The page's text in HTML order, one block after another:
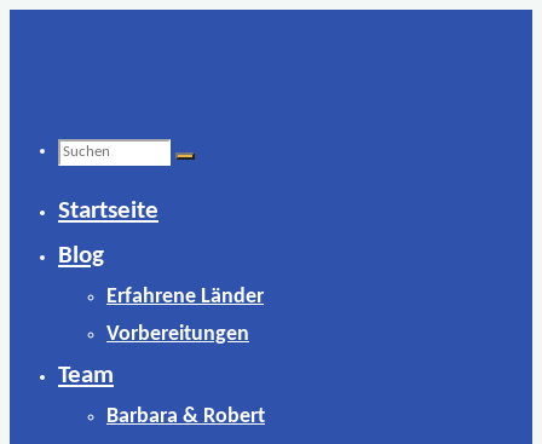
Suchen
nach:
Startseite
Blog
Erfahrene Länder
Vorbereitungen
Team
Barbara & Robert